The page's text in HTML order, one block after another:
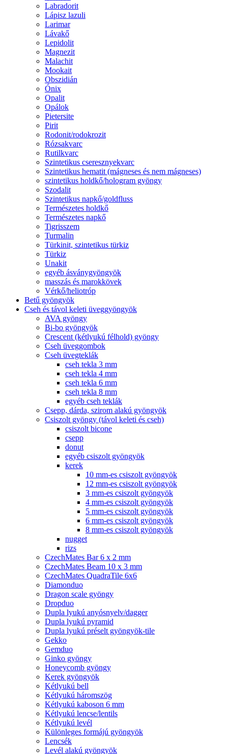
Labradorit
Lápisz lazuli
Larimar
Lávakő
Lepidolit
Magnezit
Malachit
Mookait
Obszidián
Ónix
Opalit
Opálok
Pietersite
Pirit
Rodonit/rodokrozit
Rózsakvarc
Rutilkvarc
Szintetikus cseresznyekvarc
Szintetikus hematit (mágneses és nem mágneses)
szintetikus holdkő/hologram gyöngy
Szodalit
Szintetikus napkő/goldfluss
Természetes holdkő
Természetes napkő
Tigrisszem
Turmalin
Türkinit, szintetikus türkiz
Türkiz
Unakit
egyéb ásványgyöngyök
masszás és marokkövek
Vérkő/heliotróp
Betű gyöngyök
Cseh és távol keleti üveggyöngyök
AVA gyöngy
Bi-bo gyöngyök
Crescent (kétlyukú félhold) gyöngy
Cseh üveggombok
Cseh üvegteklák
cseh tekla 3 mm
cseh tekla 4 mm
cseh tekla 6 mm
cseh tekla 8 mm
egyéb cseh teklák
Csepp, dárda, szirom alakú gyöngyök
Csiszolt gyöngy (távol keleti és cseh)
csiszolt bicone
csepp
donut
egyéb csiszolt gyöngyök
kerek
10 mm-es csiszolt gyöngyök
12 mm-es csiszolt gyöngyök
3 mm-es csiszolt gyöngyök
4 mm-es csiszolt gyöngyök
5 mm-es csiszolt gyöngyök
6 mm-es csiszolt gyöngyök
8 mm-es csiszolt gyöngyök
nugget
rizs
CzechMates Bar 6 x 2 mm
CzechMates Beam 10 x 3 mm
CzechMates QuadraTile 6x6
Diamonduo
Dragon scale gyöngy
Dropduo
Dupla lyukú anyósnyelv/dagger
Dupla lyukú pyramid
Dupla lyukú préselt gyöngyök-tile
Gekko
Gemduo
Ginko gyöngy
Honeycomb gyöngy
Kerek gyöngyök
Kétlyukú bell
Kétlyukú háromszög
Kétlyukú kaboson 6 mm
Kétlyukú lencse/lentils
Kétlyukú levél
Különleges formájú gyöngyök
Lencsék
Levél alakú gyöngyök